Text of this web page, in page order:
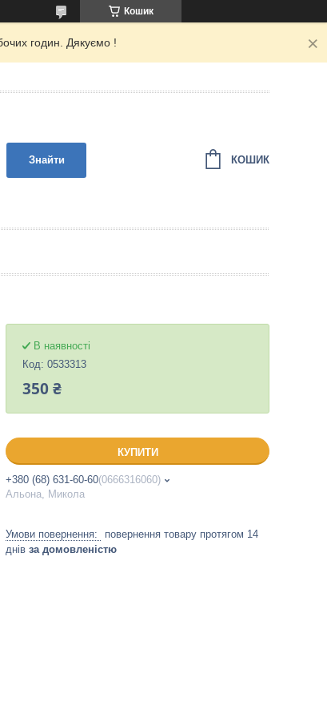
Кошик
годин. Дякуємо !
Знайти КОШИК
В наявності
Код: 0533313
350 ₴
КУПИТИ
+380 (68) 631-60-60 0666316060
Альона, Микола
повернення товару протягом 14
днів за домовленістю